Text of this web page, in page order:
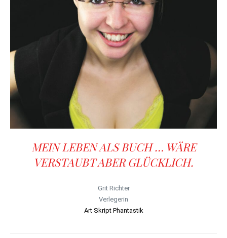
MEIN LEBEN ALS BUCH … WÄRE
VERSTAUBT ABER GLÜCKLICH.
Grit Richter
Verlegerin
Art Skript Phantastik